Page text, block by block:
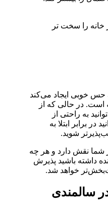
را سخت تر
حس خوبی ایجاد می‌کند
است. در حالی که از
به راحتی از
برابر ابتلا به
شوید.
شما نقش دارد و هر چه
داشته باشید پذیرش
خواهد شد.
سالمندی